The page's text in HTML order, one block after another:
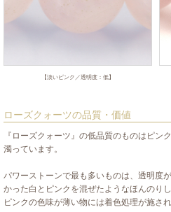
【淡いピンク／透明度：低】
ローズクォーツの品質・価値
『ローズクォーツ』の低品質のものはピン
濁っています。
パワーストーンで最も多いものは、透明度
かった白とピンクを混ぜたようなほんのり
ピンクの色味が薄い物には着色処理が施さ